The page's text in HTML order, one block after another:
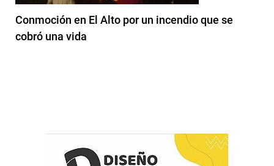
Conmoción en El Alto por un incendio que se
cobró una vida